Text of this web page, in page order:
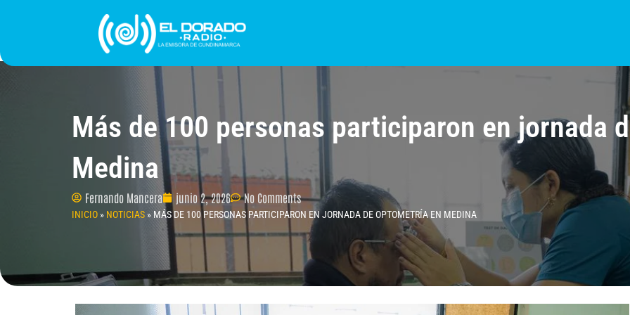
PROGRAMACIÓN
Más de 100 personas participaron en jornada
Medina
Fernando Mancera junio 2, 2026 No Comments
INICIO » NOTICIAS » MÁS DE 100 PERSONAS PARTICIPARON EN JORNADA DE OPTOMETRÍA EN MEDINA